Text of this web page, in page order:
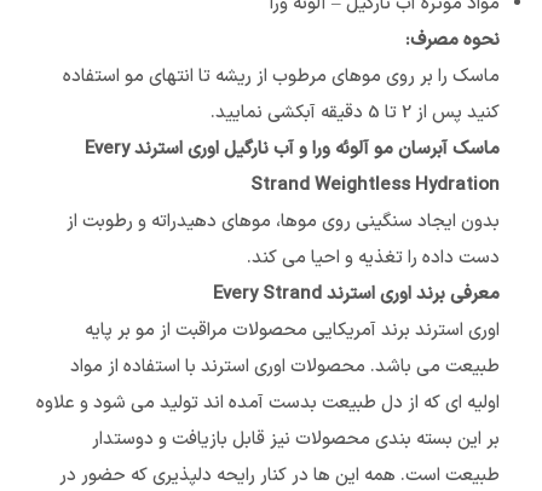
نحوه مصرف:
ماسک را بر روی موهای مرطوب از ریشه تا انتهای مو استفاده
کنید پس از 2 تا 5 دقیقه آبکشی نمایید.
ماسک آبرسان مو آلوئه ورا و آب نارگیل اوری استرند Every
Strand Weightless Hydration
بدون ایجاد سنگینی روی موها، موهای دهیدراته و رطوبت از
دست داده را تغذیه و احیا می کند.
معرفی برند اوری استرند Every Strand
اوری استرند برند آمریکایی محصولات مراقبت از مو بر پایه
طبیعت می باشد. محصولات اوری استرند با استفاده از مواد
اولیه ای که از دل طبیعت بدست آمده اند تولید می شود و علاوه
بر این بسته بندی محصولات نیز قابل بازیافت و دوستدار
طبیعت است. همه این ها در کنار رایحه دلپذیری که حضور در